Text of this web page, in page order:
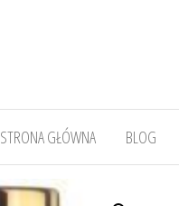
STRONA GŁÓWNA BLOG